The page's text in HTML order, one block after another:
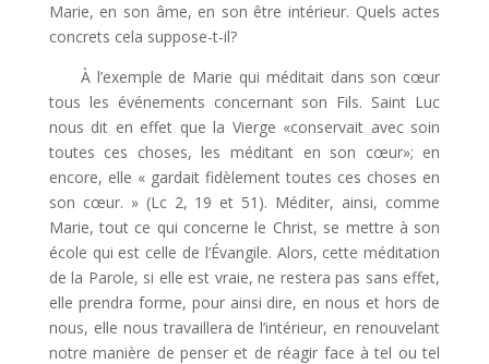
Marie, en son âme, en son être intérieur. Quels actes
concrets cela suppose-t-il?
À l’exemple de Marie qui méditait dans son cœur
tous les événements concernant son Fils. Saint Luc
nous dit en effet que la Vierge «conservait avec soin
toutes ces choses, les méditant en son cœur»; en
encore, elle « gardait fidèlement toutes ces choses en
son cœur. » (Lc 2, 19 et 51). Méditer, ainsi, comme
Marie, tout ce qui concerne le Christ, se mettre à son
école qui est celle de l’Évangile. Alors, cette méditation
de la Parole, si elle est vraie, ne restera pas sans effet,
elle prendra forme, pour ainsi dire, en nous et hors de
nous, elle nous travaillera de l’intérieur, en renouvelant
notre manière de penser et de réagir face à tel ou tel